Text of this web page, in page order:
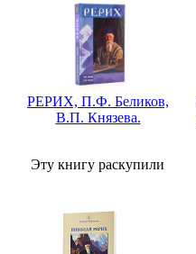
РЕРИХ, П.Ф. Беликов,
В.П. Князева.
Эту книгу раскупили